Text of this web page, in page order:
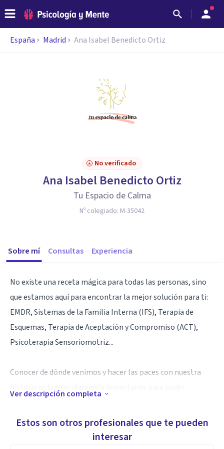
España Madrid Ana Isabel Benedicto Ortiz
No verificado
Ana Isabel Benedicto Ortiz
Tu Espacio de Calma
Nº colegiado: M-35042
Sobre mí Consultas Experiencia
No existe una receta mágica para todas las personas, sino
que estamos aquí para encontrar la mejor solución para ti:
EMDR, Sistemas de la Familia Interna (IFS), Terapia de
Esquemas, Terapia de Aceptación y Compromiso (ACT),
Psicoterapia Sensoriomotriz...
Conocer de dónde venimos y hacer las paces con nuestra
Te acompaño en tu proceso de conocerte y sanar desde el
Ver descripción completa
Estos son otros profesionales que te pueden
interesar